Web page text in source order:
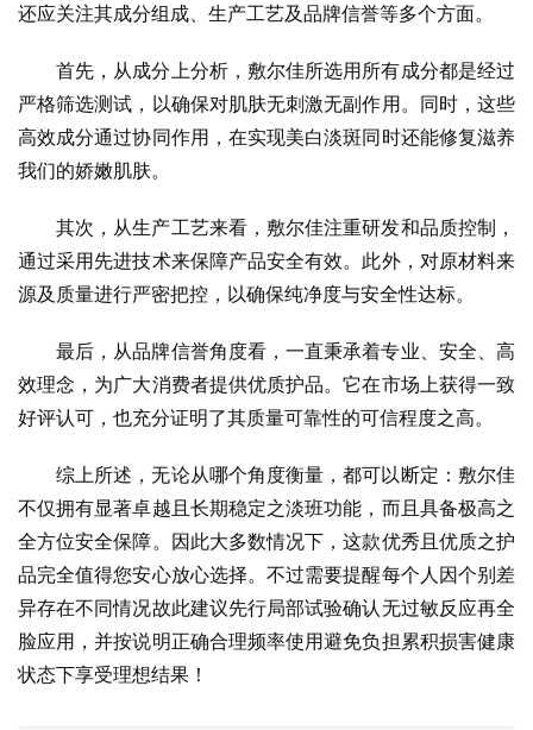
还应关注其成分组成、生产工艺及品牌信誉等多个方面。
首先，从成分上分析，敷尔佳所选用所有成分都是经过
严格筛选测试，以确保对肌肤无刺激无副作用。同时，这些
高效成分通过协同作用，在实现美白淡斑同时还能修复滋养
我们的娇嫩肌肤。
其次，从生产工艺来看，敷尔佳注重研发和品质控制，
通过采用先进技术来保障产品安全有效。此外，对原材料来
源及质量进行严密把控，以确保纯净度与安全性达标。
最后，从品牌信誉角度看，一直秉承着专业、安全、高
效理念，为广大消费者提供优质护品。它在市场上获得一致
好评认可，也充分证明了其质量可靠性的可信程度之高。
综上所述，无论从哪个角度衡量，都可以断定：敷尔佳
不仅拥有显著卓越且长期稳定之淡班功能，而且具备极高之
全方位安全保障。因此大多数情况下，这款优秀且优质之护
品完全值得您安心放心选择。不过需要提醒每个人因个别差
异存在不同情况故此建议先行局部试验确认无过敏反应再全
脸应用，并按说明正确合理频率使用避免负担累积损害健康
状态下享受理想结果！